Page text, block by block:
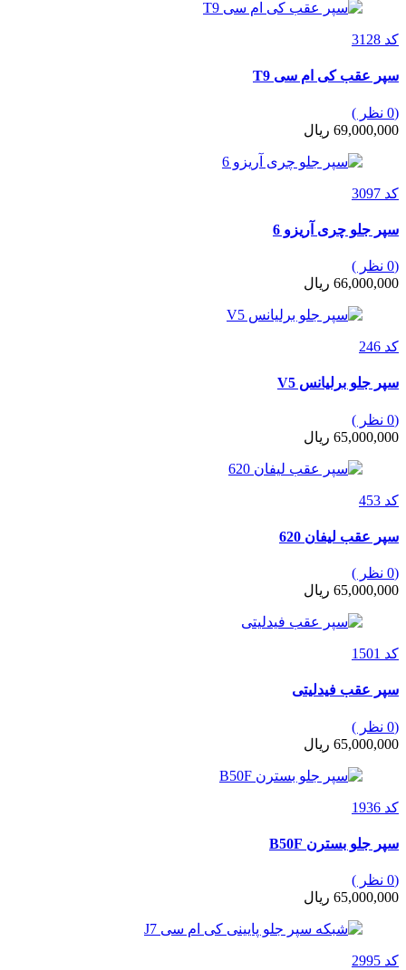
کد 3128
سپر عقب کی ام سی T9
(0 نظر )
69,000,000 ریال
کد 3097
سپر جلو چری آریزو 6
(0 نظر )
66,000,000 ریال
کد 246
سپر جلو برلیانس V5
(0 نظر )
65,000,000 ریال
کد 453
سپر عقب لیفان 620
(0 نظر )
65,000,000 ریال
کد 1501
سپر عقب فیدلیتی
(0 نظر )
65,000,000 ریال
کد 1936
سپر جلو بسترن B50F
(0 نظر )
65,000,000 ریال
کد 2995